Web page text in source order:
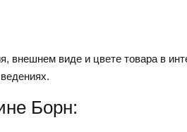
внешнем виде и цвете товара в
Борн: